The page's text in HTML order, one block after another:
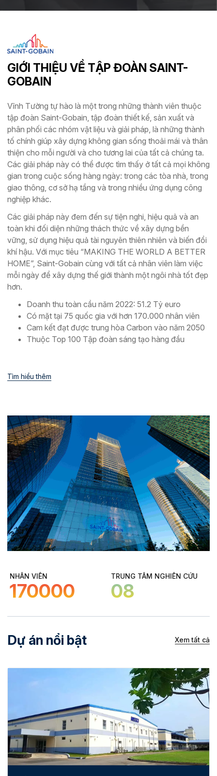
GIỚI THIỆU VỀ TẬP ĐOÀN SAINT-
GOBAIN
Vĩnh Tường tự hào là một trong những thành viên thuộc
tập đoàn Saint-Gobain, tập đoàn thiết kế, sản xuất và
phân phối các nhóm vật liệu và giải pháp, là những thành
tố chính giúp xây dựng không gian sống thoải mái và thân
thiện cho mỗi người và cho tương lai của tất cả chúng ta.
Các giải pháp này có thể được tìm thấy ở tất cả mọi không
gian trong cuộc sống hàng ngày: trong các tòa nhà, trong
giao thông, cơ sở hạ tầng và trong nhiều ứng dụng công
nghiệp khác.
Các giải pháp này đem đến sự tiện nghi, hiệu quả và an
toàn khi đối diện những thách thức về xây dựng bền
vững, sử dụng hiệu quả tài nguyên thiên nhiên và biến đổi
khí hậu. Với mục tiêu “MAKING THE WORLD A BETTER
HOME”, Saint-Gobain cùng với tất cả nhân viên làm việc
mỗi ngày để xây dựng thế giới thành một ngôi nhà tốt đẹp
hơn.
Doanh thu toàn cầu năm 2022: 51.2 Tỷ euro
Có mặt tại 75 quốc gia với hơn 170.000 nhân viên
Cam kết đạt được trung hòa Carbon vào năm 2050
Thuộc Top 100 Tập đoàn sáng tạo hàng đầu
Tìm hiểu thêm
NHÂN VIÊN
170000
TRUNG TÂM NGHIÊN CỨU
08
Dự án nổi bật Xem tất cả